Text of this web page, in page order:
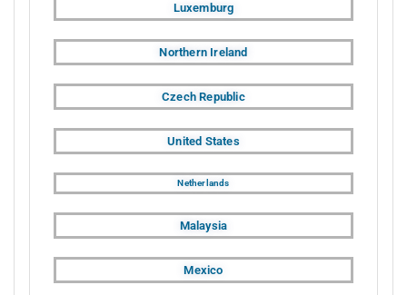
Luxemburg
Northern Ireland
Czech Republic
United States
Netherlands
Malaysia
Mexico